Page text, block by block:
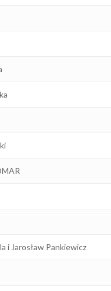
i Jarosław Pankiewicz